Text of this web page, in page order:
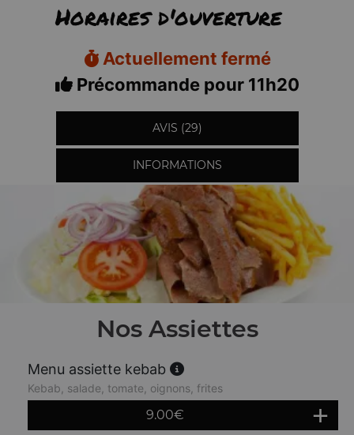
Horaires d'ouverture
Actuellement fermé
Précommande pour 11h20
AVIS (29)
INFORMATIONS
Nos Assiettes
Menu assiette kebab
Kebab, salade, tomate, oignons, frites
9.00€